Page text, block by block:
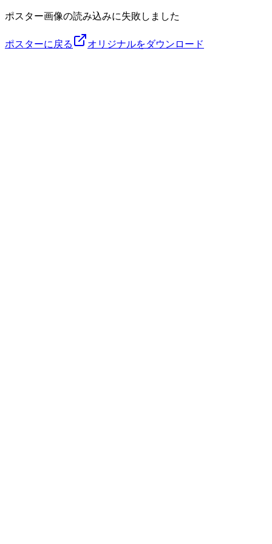
ポスター画像の読み込みに失敗しました
ポスターに戻る オリジナルをダウンロード